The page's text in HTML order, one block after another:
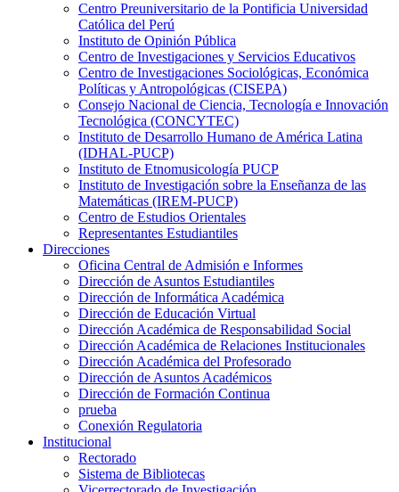
Centro Preuniversitario de la Pontificia Universidad
Católica del Perú
Instituto de Opinión Pública
Centro de Investigaciones y Servicios Educativos
Centro de Investigaciones Sociológicas, Económica
Políticas y Antropológicas (CISEPA)
Consejo Nacional de Ciencia, Tecnología e Innovación
Tecnológica (CONCYTEC)
Instituto de Desarrollo Humano de América Latina
(IDHAL-PUCP)
Instituto de Etnomusicología PUCP
Instituto de Investigación sobre la Enseñanza de las
Matemáticas (IREM-PUCP)
Centro de Estudios Orientales
Representantes Estudiantiles
Direcciones
Oficina Central de Admisión e Informes
Dirección de Asuntos Estudiantiles
Dirección de Informática Académica
Dirección de Educación Virtual
Dirección Académica de Responsabilidad Social
Dirección Académica de Relaciones Institucionales
Dirección Académica del Profesorado
Dirección de Asuntos Académicos
Dirección de Formación Continua
prueba
Conexión Regulatoria
Institucional
Rectorado
Sistema de Bibliotecas